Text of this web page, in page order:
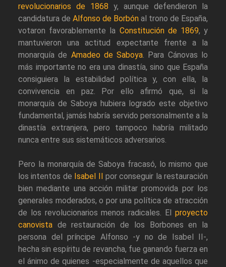
revolucionarios de 1868 y, aunque defendieron la
candidatura de Alfonso de Borbón al trono de España,
votaron favorablemente la Constitución de 1869, y
mantuvieron una actitud expectante frente a la
monarquía de Amadeo de Saboya. Para Cánovas lo
más importante no era una dinastía, sino que España
consiguiera la estabilidad política y, con ella, la
convivencia en paz. Por ello afirmó que, si la
monarquía de Saboya hubiera logrado este objetivo
fundamental, jamás habría servido personalmente a la
dinastía extranjera, pero tampoco habría militado
nunca entre sus sistemáticos adversarios.
Pero la monarquía de Saboya fracasó, lo mismo que
los intentos de Isabel II
por conseguir la restauración
bien mediante una acción militar promovida por los
generales moderados, o por una política de atracción
de los revolucionarios menos radicales. El proyecto
canovista de restauración de los Borbones en la
persona del príncipe Alfonso -y no de Isabel II-,
hecha sin espíritu de revancha, fue ganando fuerza en
el ánimo de quienes -especialmente de aquellos que